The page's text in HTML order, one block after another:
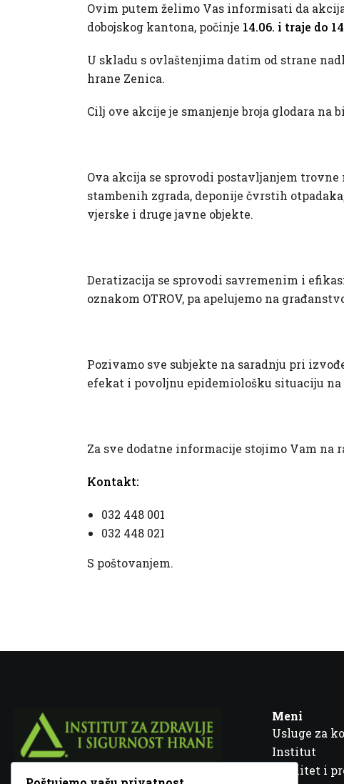
Ovim putem želimo Vas informisati da
dobojskog kantona, počinje 14.06. i traje do
U skladu s ovlaštenjima datim od strane
hrane Zenica.
Cilj ove akcije je smanjenje broja glodara
Ova akcija se sprovodi postavljanjem
stambenih zgrada, deponije čvrstih
vjerske i druge javne objekte.
Deratizacija se sprovodi savremenim i
oznakom OTROV, pa apelujemo na
Pozivamo sve subjekte na saradnju pri
efekat i povoljnu epidemiološku situaciju
Za sve dodatne informacije stojimo Vam na
Kontakt:
032 448 001
032 448 021
S poštovanjem.
Meni
Usluge za
Institut
Kvalitet i